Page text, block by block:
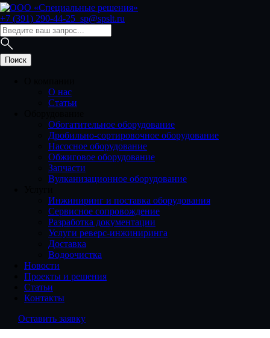
+7 (391) 290-44-25 sp@spslt.ru
О нас
Статьи
Обогатительное оборудование
Дробильно-сортировочное оборудование
Насосное оборудование
Обжиговое оборудование
Запчасти
Вулканизационное оборудование
Инжиниринг и поставка оборудования
Сервисное сопровождение
Разработка документации
Услуги реверс-инжиниринга
Доставка
Водоочистка
Новости
Проекты и решения
Статьи
Контакты
Оставить заявку